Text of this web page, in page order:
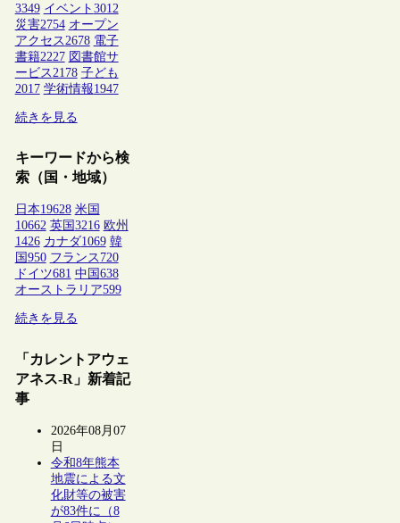
3349 イベント 3012
災害2754 オープン
アクセス 2678 電子
書籍2227 図書館サ
ービス 2178 子ども
2017 学術情報1947
続きを見る
キーワードから検
索（国・地域）
日本19628 米国
10662 英国 3216 欧州
1426 カナダ1069 韓
国 950 フランス 720
ドイツ681 中国 638
オーストラリア599
続きを見る
「カレントアウェ
アネス-R」新着記
事
2026年08月07
日
令和8年熊本
地震による文
化財等の被害
が83件に（8